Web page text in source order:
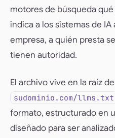
motores de búsqueda
indica a los sistemas de IA
empresa, a quién presta
tienen autoridad.
El archivo vive en la raíz
sudominio.com/llms.txt
formato, estructurado en
diseñado para ser